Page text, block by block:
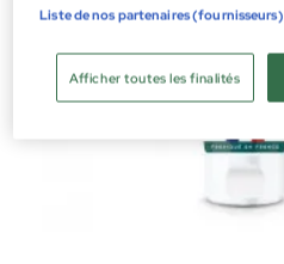
Liste de nos partenaires (fournisseurs)
Afficher toutes les finalités